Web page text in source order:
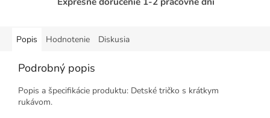
Popis Hodnotenie Diskusia
Podrobný popis
Popis a špecifikácie produktu: Detské tričko s krátkym
rukávom.